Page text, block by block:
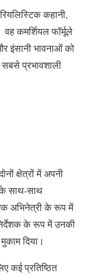
कहानी,
वह कमर्शियल फॉर्मूले
इंसानी भावनाओं को
सबसे प्रभावशाली
क्षेत्रों में अपनी
के साथ-साथ
अभिनेत्री के रूप में
के रूप में उनकी
दिया।
कई प्रतिष्ठित